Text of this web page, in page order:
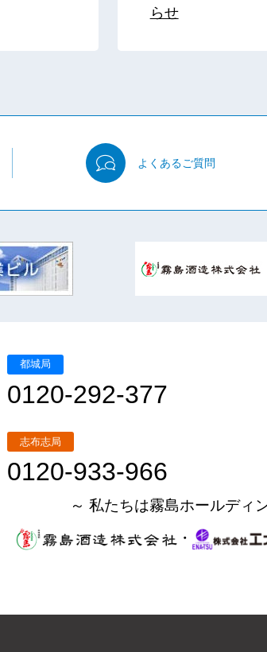
らせ
よくあるご質問
都城局
0120-292-377
志布志局
0120-933-966
～ 私たちは霧島ホールディ
・